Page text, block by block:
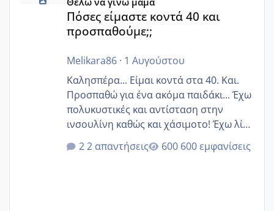
Πόσες είμαστε κοντά 40 και
προσπαθούμε;;
Melikara86· 1 Αυγούστου
Καλησπέρα... Είμαι κοντά στα 40. Και.
Προσπαθώ για ένα ακόμα παιδάκι... Έχω
πολυκυστικές και αντίσταση στην
ινσουλίνη καθώς και χάσιμοτο! Έχω λίγα
κιλά παραπάνω και όσο κ αν προσπαθώ
δεν χάνω εύκολα! Προσπαθώ για ακόμη
2 απαντήσεις 600 εμφανίσεις